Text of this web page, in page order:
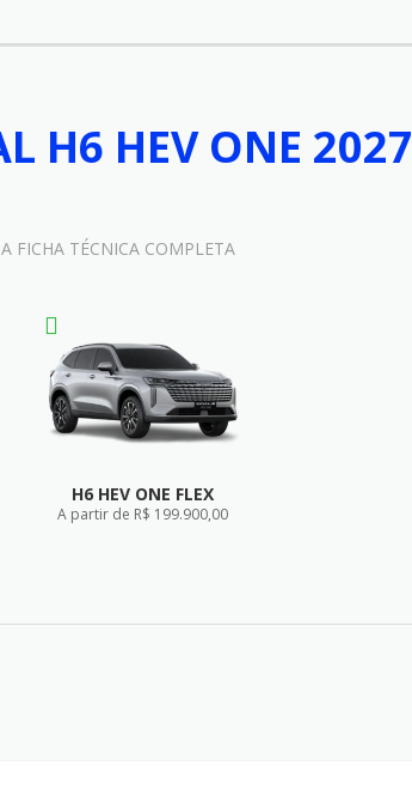
H6 HEV ONE 2027
FICHA TÉCNICA COMPLETA
H6 HEV ONE FLEX
A partir de R$ 199.900,00